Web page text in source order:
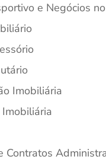
e Negócios
Imobiliária
Contratos